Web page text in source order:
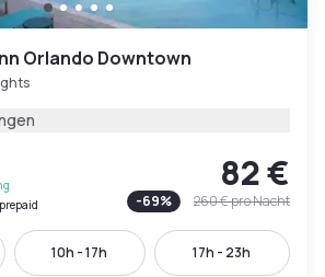
Orlando Downtown
82 €
-69% 260 €pro Nacht
10h - 17h 17h - 23h